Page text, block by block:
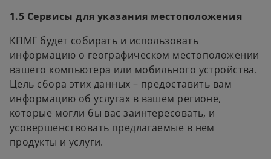
1.5 Сервисы для указания местоположения
КПМГ будет собирать и использовать
информацию о географическом местоположении
вашего компьютера или мобильного устройства.
Цель сбора этих данных – предоставить вам
информацию об услугах в вашем регионе,
которые могли бы вас заинтересовать, и
усовершенствовать предлагаемые в нем
продукты и услуги.